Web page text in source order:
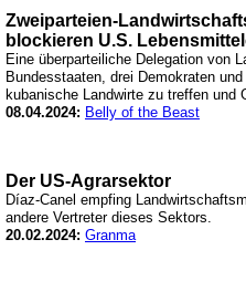
Zweiparteien-
blockieren U.S.
Eine überparteiliche Delegation von
Bundesstaaten, drei Demokraten
kubanische Landwirte zu treffen
08.04.2024: Belly of the Beast
Der US-Agrarsektor
Díaz-Canel empfing
andere Vertreter dieses Sektors.
20.02.2024: Granma